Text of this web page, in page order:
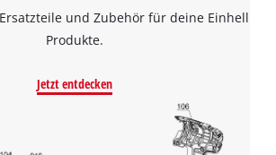
und Zubehör für deine Einhell
Produkte.
Jetzt entdecken